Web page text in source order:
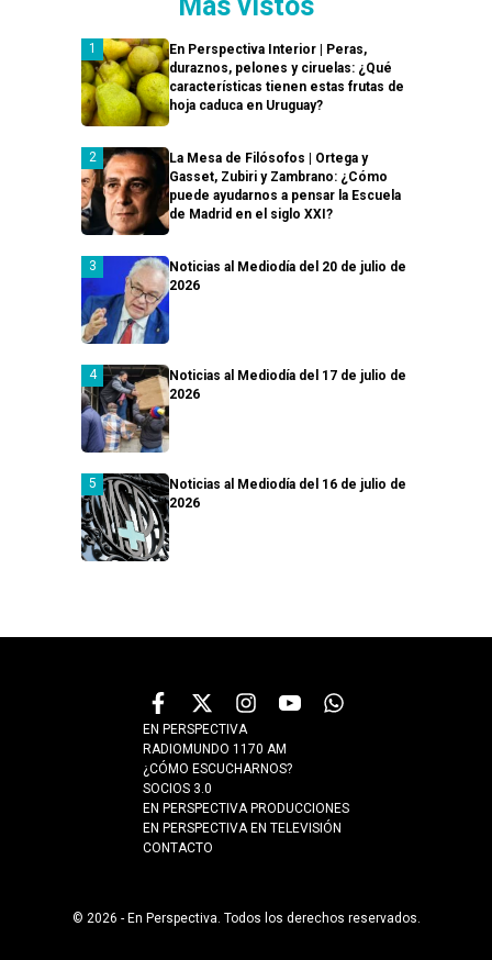
En Perspectiva Interior | Peras,
duraznos, pelones y ciruelas: ¿Qué
características tienen estas frutas de
hoja caduca en Uruguay?
La Mesa de Filósofos | Ortega y
Gasset, Zubiri y Zambrano: ¿Cómo
puede ayudarnos a pensar la Escuela
de Madrid en el siglo XXI?
Noticias al Mediodía del 20 de julio de
2026
Noticias al Mediodía del 17 de julio de
2026
Noticias al Mediodía del 16 de julio de
2026
EN PERSPECTIVA
RADIOMUNDO 1170 AM
¿CÓMO ESCUCHARNOS?
SOCIOS 3.0
EN PERSPECTIVA PRODUCCIONES
EN PERSPECTIVA EN TELEVISIÓN
CONTACTO
© 2026 - En Perspectiva. Todos los derechos reservados.